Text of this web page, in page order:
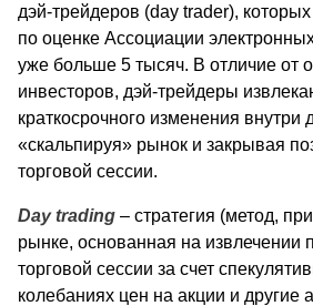
дэй-трейдеров (day trader),
по оценке Ассоциации
уже больше 5 тысяч. В отличие от
инвесторов, дэй-трейдеры
краткосрочного изменения внутри
«скальпируя» рынок и закрывая
торговой сессии.
Day trading – стратегия (метод,
рынке, основанная на извлечении
торговой сессии за счет
колебаниях цен на акции и другие